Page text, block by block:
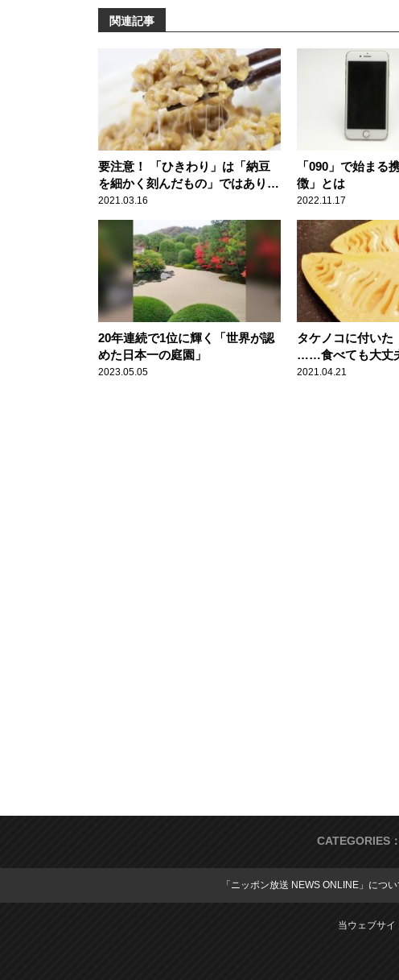
関連記事
要注意！ 「ひきわり」は「納豆
を細かく刻んだもの」ではありま
せん
2021.03.16
「090」で始まる
徴」とは
2022.11.17
20年連続で1位に輝く「世界が認
めた日本一の庭園」
2023.05.05
タケノコに付いた
……食べても大丈
2021.04.21
CATEGORIES：
「ニッポン放送 NEWS ONLINE」につい
当ウェブサイ